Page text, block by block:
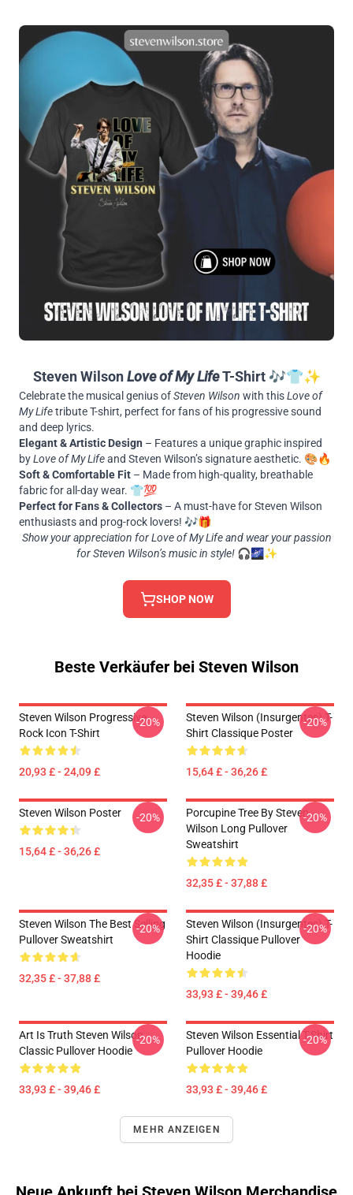
Steven WilsonLove of My LifeT-Shirt🎶👕✨
Celebrate the musical genius ofSteven Wilson with thisLove of
My Lifetribute T-shirt, perfect for fans of his progressive sound
and deep lyrics.
Elegant & Artistic Design – Features a unique graphic inspired
byLove of My Lifeand Steven Wilson’s signature aesthetic. 🎨🔥
Soft & Comfortable Fit – Made from high-quality, breathable
fabric for all-day wear. 👕💯
Perfect for Fans & Collectors – A must-have for Steven Wilson
enthusiasts and prog-rock lovers! 🎶🎁
Show your appreciation for Love of My Life and wear your passion
for Steven Wilson’s music in style! 🎧🌌✨
SHOP NOW
Beste Verkäufer bei Steven Wilson
Steven Wilson Progressive
Rock Icon T-Shirt
20,93 £ - 24,09 £
-20%
Steven Wilson (insurgentes) T-
Shirt Classique Poster
15,64 £ - 36,26 £
-20%
Steven Wilson Poster
15,64 £ - 36,26 £
-20%
Porcupine Tree By Steven
Wilson Long Pullover
Sweatshirt
32,35 £ - 37,88 £
-20%
Steven Wilson The Best Selling
Pullover Sweatshirt
32,35 £ - 37,88 £
-20%
Steven Wilson (insurgentes) T-
Shirt Classique Pullover
Hoodie
33,93 £ - 39,46 £
-20%
Art Is Truth Steven Wilson
Classic Pullover Hoodie
33,93 £ - 39,46 £
-20%
Steven Wilson Essential T-Shirt
Pullover Hoodie
33,93 £ - 39,46 £
-20%
MEHR ANZEIGEN